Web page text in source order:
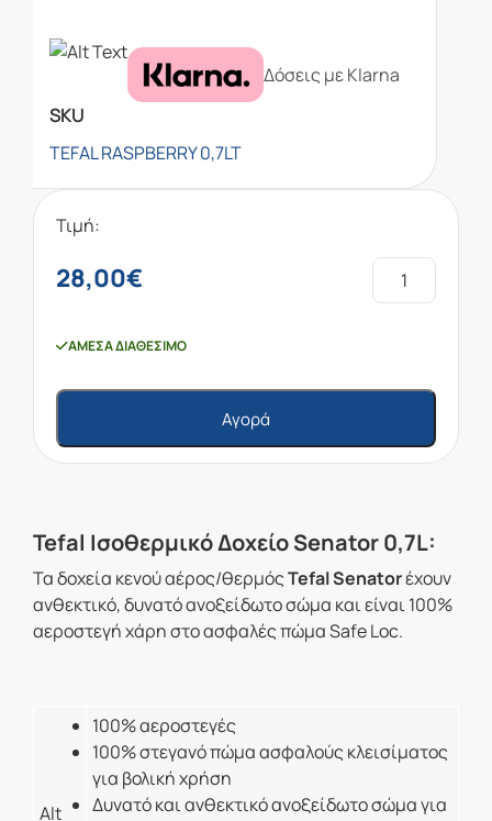
Δόσεις με Klarna
SKU
TEFAL RASPBERRY 0,7LT
Τιμή:
28,00€
ΆΜΕΣΑ ΔΙΑΘΈΣΙΜΟ
Αγορά
Tefal Ισοθερμικό Δοχείο Senator 0,7L:
Τα δοχεία κενού αέρος/θερμόςTefal Senatorέχουν
ανθεκτικό, δυνατό ανοξείδωτο σώμα και είναι 100%
αεροστεγή χάρη στο ασφαλές πώμα Safe Loc.
100% αεροστεγές
100% στεγανό πώμα ασφαλούς κλεισίματος
για βολική χρήση
Δυνατό και ανθεκτικό ανοξείδωτο σώμα για